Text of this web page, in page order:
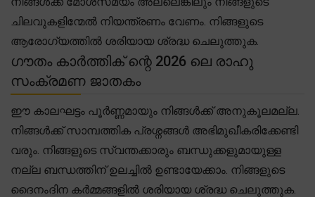
ചിലവുകളിന്മേൽ നിയന്ത്രണം വേണം. നിങ്ങളുടെ
ആരോഗ്യത്തിൽ ശരിയായ ശ്രദ്ധ ചെലുത്തുക.
ഗൗതം കാർത്തിക് ന്റെ 2026 ലെ രാഹു
സംക്രമണ ജാതകം
ഈ കാലഘട്ടം പൂർണ്ണമായും നിങ്ങൾക്ക് അനുകൂലമല്ല.
നിങ്ങൾക്ക് സാമ്പത്തിക പ്രശ്നങ്ങൾ അഭിമുഖീകരിക്കേണ്ടി
വരും. നിങ്ങളുടെ സ്വന്തക്കാരും ബന്ധുക്കളുമായുള്ള
നല്ല ബന്ധത്തിന് ഉലച്ചിൽ ഉണ്ടായേക്കാം. നിങ്ങളുടെ
ദൈനംദിന കർമ്മങ്ങളിൽ ശരിയായ ശ്രദ്ധ ചെലുത്തുക.